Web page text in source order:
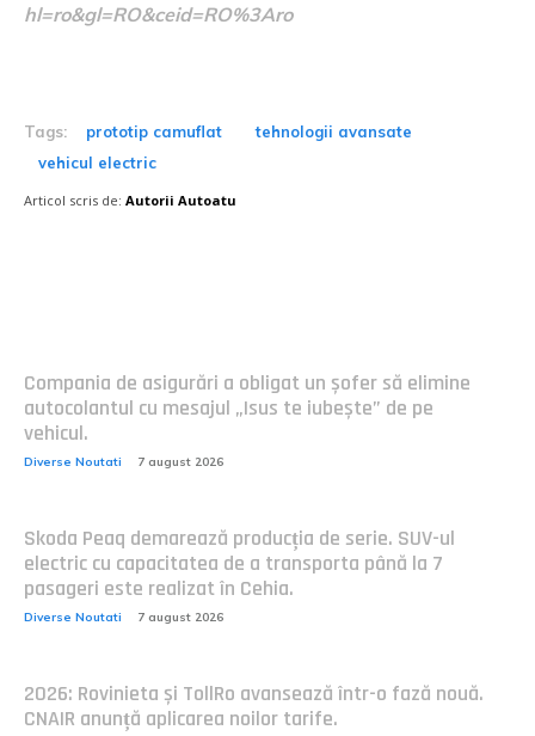
hl=ro&gl=RO&ceid=RO%3Aro
Tags: prototip camuflat
tehnologii avansate
vehicul electric
Articol scris de: Autorii Autoatu
Compania de asigurări a obligat un șofer să elimine
autocolantul cu mesajul „Isus te iubește” de pe
vehicul.
Diverse Noutati 7 august 2026
Skoda Peaq demarează producția de serie. SUV-ul
electric cu capacitatea de a transporta până la 7
pasageri este realizat în Cehia.
Diverse Noutati 7 august 2026
2026: Rovinieta și TollRo avansează într-o fază nouă.
CNAIR anunță aplicarea noilor tarife.